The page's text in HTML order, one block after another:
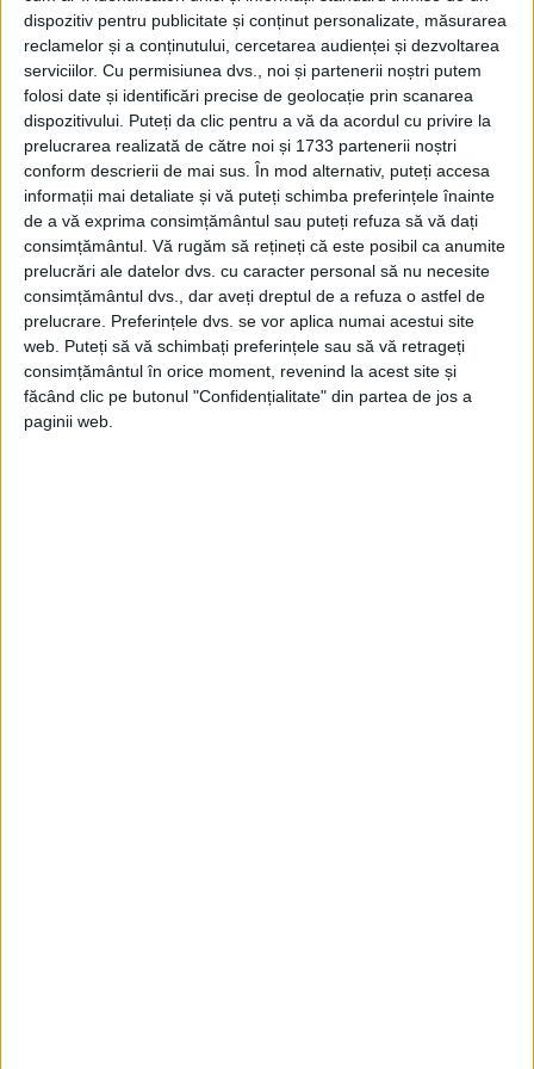
dispozitiv pentru publicitate și conținut personalizate, măsurarea
reclamelor și a conținutului, cercetarea audienței și dezvoltarea
serviciilor. Cu permisiunea dvs., noi și partenerii noștri putem
folosi date și identificări precise de geolocație prin scanarea
dispozitivului. Puteți da clic pentru a vă da acordul cu privire la
prelucrarea realizată de către noi și 1733 partenerii noștri
conform descrierii de mai sus. În mod alternativ, puteți accesa
informații mai detaliate și vă puteți schimba preferințele înainte
de a vă exprima consimțământul sau puteți refuza să vă dați
consimțământul. Vă rugăm să rețineți că este posibil ca anumite
prelucrări ale datelor dvs. cu caracter personal să nu necesite
consimțământul dvs., dar aveți dreptul de a refuza o astfel de
prelucrare. Preferințele dvs. se vor aplica numai acestui site
web. Puteți să vă schimbați preferințele sau să vă retrageți
consimțământul în orice moment, revenind la acest site și
făcând clic pe butonul "Confidențialitate" din partea de jos a
paginii web.
38.863 de euro.
„Slujba include, printre altele, întocmirea
de ordine penale, precum și procesarea
contestațiilor”. Se specifică, de asemenea,
că noii inspectori trebuie să fie „rezistenți”
și dispuși să facă multe ore suplimentare.
Locurile de muncă sunt disponibile numai
pentru cetățenii austrieci. Evident, vor fi
selectați numai cei vaccinați împotriva
Covid-19 sau cei care s-au refăcut complet
după boală.